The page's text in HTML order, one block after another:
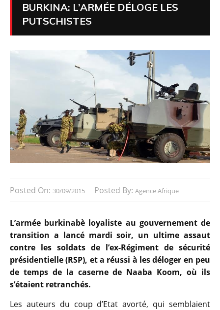
BURKINA: L’ARMÉE DÉLOGE LES
PUTSCHISTES
Posted On: 30/09/2015 Posted By: Agence Afrique
L’armée burkinabè loyaliste au gouvernement de
transition a lancé mardi soir, un ultime assaut
contre les soldats de l’ex-Régiment de sécurité
présidentielle (RSP), et a réussi à les déloger en peu
de temps de la caserne de Naaba Koom, où ils
s’étaient retranchés.
Les auteurs du coup d’Etat avorté, qui semblaient